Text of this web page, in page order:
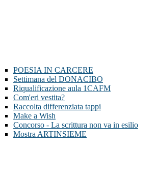
POESIA IN CARCERE
Settimana del DONACIBO
Riqualificazione aula 1CAFM
Com'eri vestita?
Raccolta differenziata tappi
Make a Wish
Concorso - La scrittura non va in esilio
Mostra ARTINSIEME